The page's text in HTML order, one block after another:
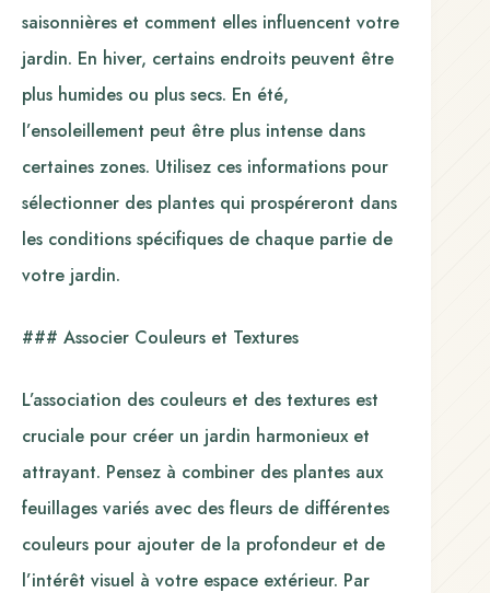
saisonnières et comment elles influencent votre
jardin. En hiver, certains endroits peuvent être
plus humides ou plus secs. En été,
l’ensoleillement peut être plus intense dans
certaines zones. Utilisez ces informations pour
sélectionner des plantes qui prospéreront dans
les conditions spécifiques de chaque partie de
votre jardin.
### Associer Couleurs et Textures
L’association des couleurs et des textures est
cruciale pour créer un jardin harmonieux et
attrayant. Pensez à combiner des plantes aux
feuillages variés avec des fleurs de différentes
couleurs pour ajouter de la profondeur et de
l’intérêt visuel à votre espace extérieur. Par